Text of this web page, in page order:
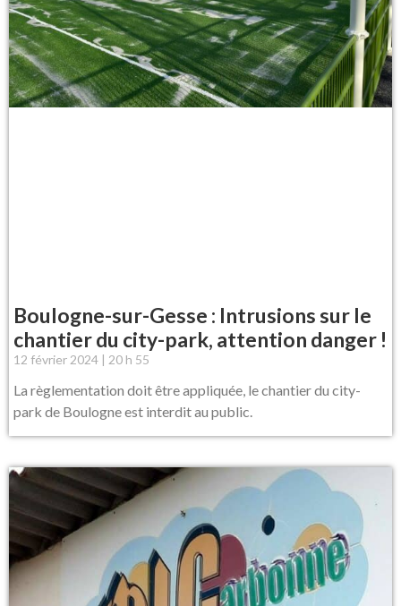
Boulogne-sur-Gesse : Intrusions sur le
chantier du city-park, attention danger !
12 février 2024 20 h 55
La règlementation doit être appliquée, le chantier du city-
park de Boulogne est interdit au public.